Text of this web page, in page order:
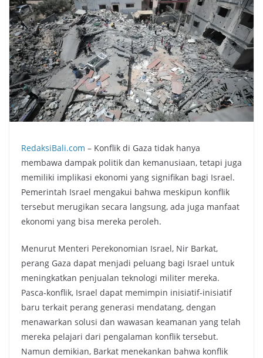
RedaksiBali.com – Konflik di Gaza tidak hanya
membawa dampak politik dan kemanusiaan, tetapi juga
memiliki implikasi ekonomi yang signifikan bagi Israel.
Pemerintah Israel mengakui bahwa meskipun konflik
tersebut merugikan secara langsung, ada juga manfaat
ekonomi yang bisa mereka peroleh.
Menurut Menteri Perekonomian Israel, Nir Barkat,
perang Gaza dapat menjadi peluang bagi Israel untuk
meningkatkan penjualan teknologi militer mereka.
Pasca-konflik, Israel dapat memimpin inisiatif-inisiatif
baru terkait perang generasi mendatang, dengan
menawarkan solusi dan wawasan keamanan yang telah
mereka pelajari dari pengalaman konflik tersebut.
Namun demikian, Barkat menekankan bahwa konflik